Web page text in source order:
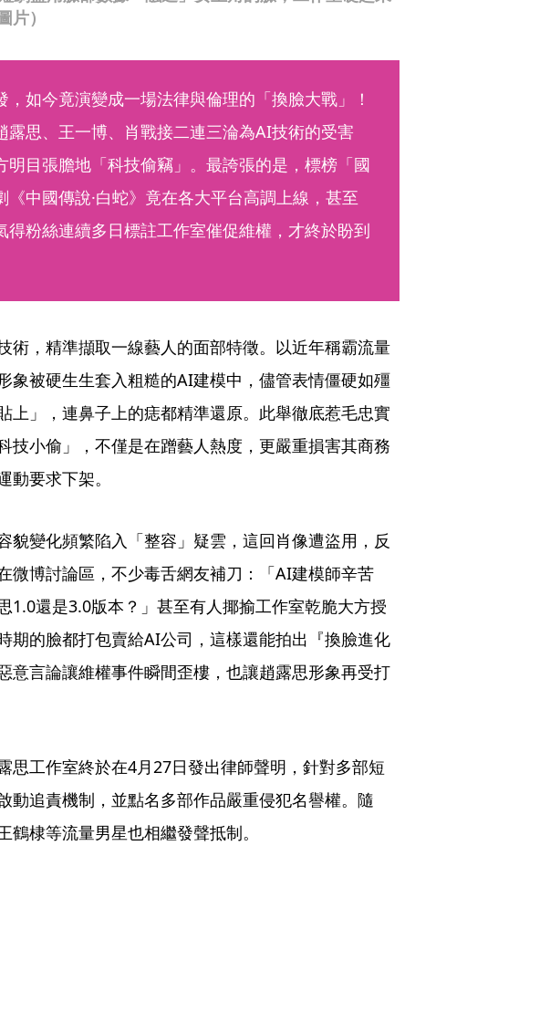
）
如今竟演變成一場法律與倫理的「換臉大戰」！
露思、王一博、肖戰接二連三淪為AI技術的受害
明目張膽地「科技偷竊」。最誇張的是，標榜「國
中國傳說·白蛇》竟在各大平台高調上線，甚至
得粉絲連續多日標註工作室催促維權，才終於盼到
術，精準擷取一線藝人的面部特徵。以近年稱霸流量
象被硬生生套入粗糙的AI建模中，儘管表情僵硬如殭
上」，連鼻子上的痣都精準還原。此舉徹底惹毛忠實
技小偷」，不僅是在蹭藝人熱度，更嚴重損害其商務
要求下架。
貌變化頻繁陷入「整容」疑雲，這回肖像遭盜用，反
微博討論區，不少毒舌網友補刀：「AI建模師辛苦
1.0還是3.0版本？」甚至有人揶揄工作室乾脆大方授
期的臉都打包賣給AI公司，這樣還能拍出『換臉進化
意言論讓維權事件瞬間歪樓，也讓趙露思形象再受打
思工作室終於在4月27日發出律師聲明，針對多部短
動追責機制，並點名多部作品嚴重侵犯名譽權。隨
棣等流量男星也相繼發聲抵制。